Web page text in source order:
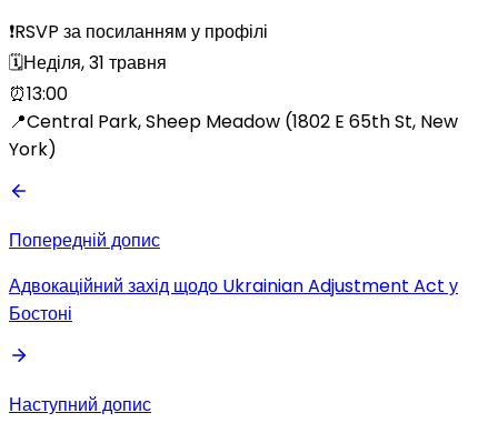
❗️RSVP за посиланням у профілі
🗓️Неділя, 31 травня
⏰13:00
📍Central Park, Sheep Meadow (1802 E 65th St, New
York)
Попередній допис
Адвокаційний захід щодо Ukrainian Adjustment Act у
Бостоні
Наступний допис